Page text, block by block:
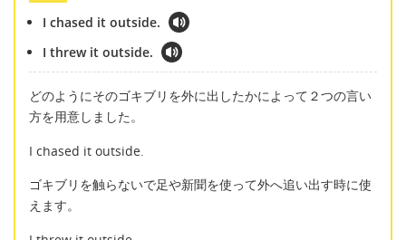
I chased it outside.
I threw it outside.
どのようにそのゴキブリを外に出したかによって２つの言い
方を用意しました。
I chased it outside.
ゴキブリを触らないで足や新聞を使って外へ追い出す時に使
えます。